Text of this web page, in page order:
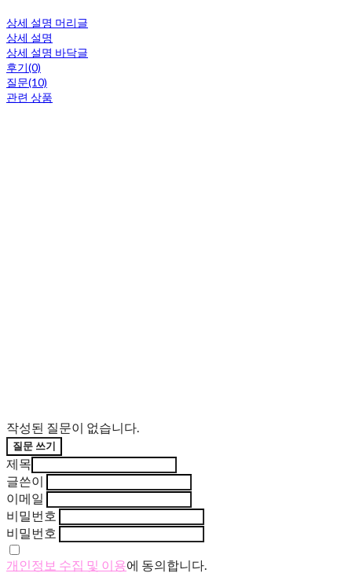
상세 설명 머리글
상세 설명
상세 설명 바닥글
후기(0)
질문(10)
관련 상품
작성된 질문이 없습니다.
질문 쓰기
제목
글쓴이
이메일
비밀번호
비밀번호
개인정보 수집 및 이용에 동의합니다.